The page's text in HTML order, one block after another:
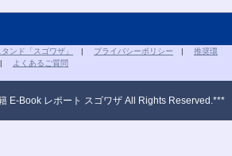
ンド「スゴワザ」 | プライバシーポリシー | 推奨環
よくあるご質問
E-Book レポート スゴワザ All Rights Reserved.***